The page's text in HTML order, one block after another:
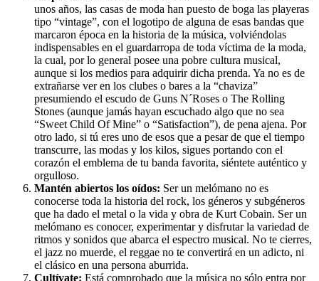
unos años, las casas de moda han puesto de boga las playeras
tipo “vintage”, con el logotipo de alguna de esas bandas que
marcaron época en la historia de la música, volviéndolas
indispensables en el guardarropa de toda víctima de la moda,
la cual, por lo general posee una pobre cultura musical,
aunque si los medios para adquirir dicha prenda. Ya no es de
extrañarse ver en los clubes o bares a la “chaviza”
presumiendo el escudo de Guns N´Roses o The Rolling
Stones (aunque jamás hayan escuchado algo que no sea
“Sweet Child Of Mine” o “Satisfaction”), de pena ajena. Por
otro lado, si tú eres uno de esos que a pesar de que el tiempo
transcurre, las modas y los kilos, sigues portando con el
corazón el emblema de tu banda favorita, siéntete auténtico y
orgulloso.
Mantén abiertos los oídos: Ser un melómano no es
conocerse toda la historia del rock, los géneros y subgéneros
que ha dado el metal o la vida y obra de Kurt Cobain. Ser un
melómano es conocer, experimentar y disfrutar la variedad de
ritmos y sonidos que abarca el espectro musical. No te cierres,
el jazz no muerde, el reggae no te convertirá en un adicto, ni
el clásico en una persona aburrida.
Cultívate: Está comprobado que la música no sólo entra por